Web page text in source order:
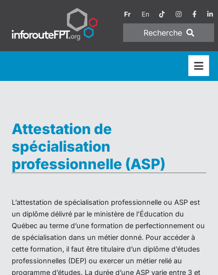
Fr En
Recherche
Attestation de
spécialisation
professionnelle (ASP)
L’attestation de spécialisation professionnelle ou ASP est
un diplôme délivré par le ministère de l’Éducation du
Québec au terme d’une formation de perfectionnement ou
de spécialisation dans un métier donné. Pour accéder à
cette formation, il faut être titulaire d’un diplôme d’études
professionnelles (DEP) ou exercer un métier relié au
programme d’études. La durée d’une ASP varie entre 3 et